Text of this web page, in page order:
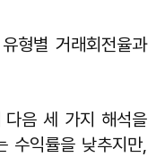
형별 거래회전율과
음 세 가지 해석을
수익률을 낮추지만,